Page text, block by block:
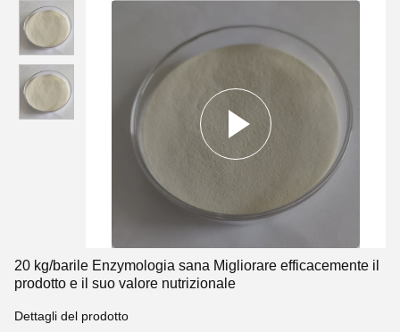
20 kg/barile Enzymologia sana Migliorare efficacemente il
prodotto e il suo valore nutrizionale
Dettagli del prodotto